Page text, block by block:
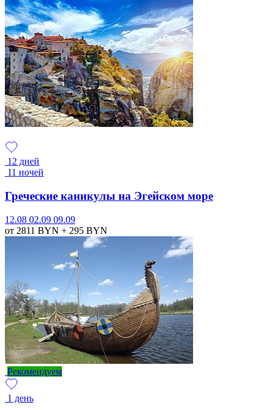
12 дней
11 ночей
Греческие каникулы на Эгейском море
12.08 02.09 09.09
от 2811 BYN + 295 BYN
Рекомендуем
1 день